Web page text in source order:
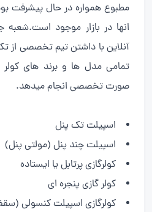
مطبوع همواره در حال پیشرفت
انها در بازار موجود
آنلاین با داشتن تیم تخصصی از
تمامی مدل ها و برند های کولر
صورت تخصصی انجام میدهد.
اسپیلت تک پنل
اسپیلت چند پنل (مولتی پنل)
کولرگازی پرتابل یا ایستاده
کولر گازی پنجره ای
کولرگازی اسپیلت کنسولی